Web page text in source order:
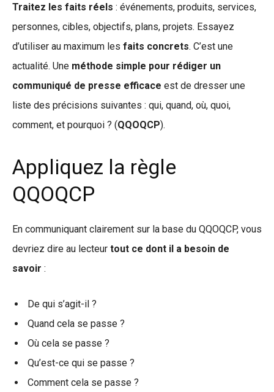
Traitez les faits réels : événements, produits, services,
personnes, cibles, objectifs, plans, projets. Essayez
d’utiliser au maximum les faits concrets. C’est une
actualité. Une méthode simple pour rédiger un
communiqué de presse efficace est de dresser une
liste des précisions suivantes : qui, quand, où, quoi,
comment, et pourquoi ? (QQOQCP).
Appliquez la règle
QQOQCP
En communiquant clairement sur la base du QQOQCP, vous
devriez dire au lecteur tout ce dont il a besoin de
savoir :
De qui s’agit-il ?
Quand cela se passe ?
Où cela se passe ?
Qu’est-ce qui se passe ?
Comment cela se passe ?